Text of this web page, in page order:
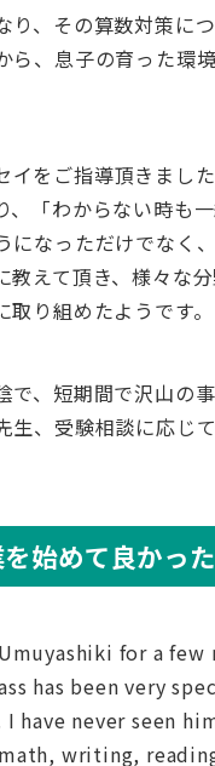
、その算数対策に
、息子の育った環
をご指導頂きまし
「わからない時も
なっただけでなく
えて頂き、様々な
り組めたようです。
、短期間で沢山の
生、受験相談に応
始めて良かっ
for a
has been very
have never seen
writing,